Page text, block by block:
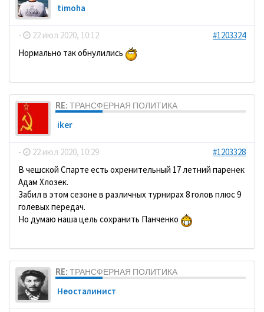
timoha
- 22 июл 2020, 10:12
#1203324
Нормально так обнулились
RE: ТРАНСФЕРНАЯ ПОЛИТИКА
iker
- 22 июл 2020, 10:29
#1203328
В чешской Спарте есть охренительный 17 летний паренек
Адам Хлозек.
Забил в этом сезоне в различных турнирах 8 голов плюс 9
голевых передач.
Но думаю наша цель сохранить Панченко
RE: ТРАНСФЕРНАЯ ПОЛИТИКА
Неосталинист